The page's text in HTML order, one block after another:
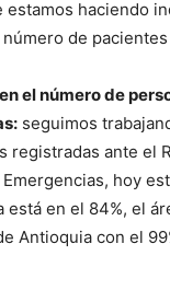
haciendo
de pacientes
el número de
seguimos
registradas ante el
hoy
en el 84%, el
Antioquia con el